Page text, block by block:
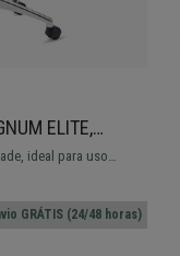
ELITE,
Qualidade
ideal para uso
com conforto e
GRÁTIS (24/48 horas)